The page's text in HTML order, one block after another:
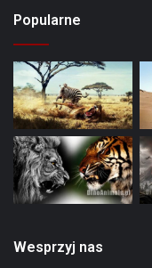
Popularne
Wesprzyj nas